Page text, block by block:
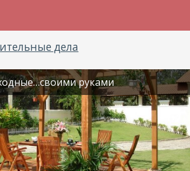
дела
руками